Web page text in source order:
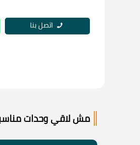
اتصل بنا
مش لاقي وحدات